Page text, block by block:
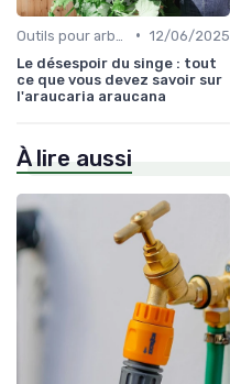
• 12/06/2025
Le désespoir du singe : tout
ce que vous devez savoir sur
l'araucaria araucana
À lire aussi